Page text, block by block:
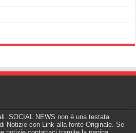
SOCIAL NEWS non è una testata
Notizie con Link alla fonte Originale. Se